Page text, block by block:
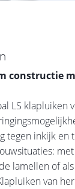
constructie
LS klapluiken
tegen inkijk en
lamellen of
van